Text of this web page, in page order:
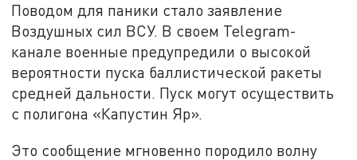
Поводом для паники стало заявление
Воздушных сил ВСУ. В своем Telegram-
канале военные предупредили о высокой
вероятности пуска баллистической ракеты
средней дальности. Пуск могут осуществить
с полигона «Капустин Яр».
Это сообщение мгновенно породило волну